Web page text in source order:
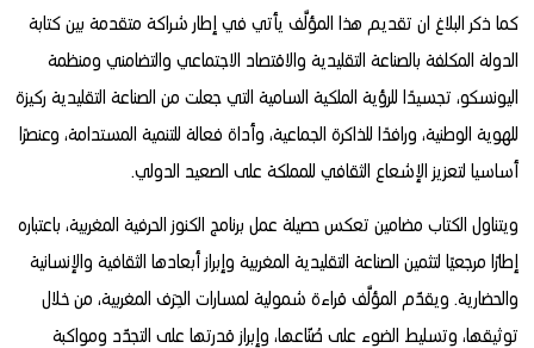
كما ذكر البلاغ ان تقديم هذا المؤلَّف يأتي في إطار شراكة متقدمة بين كتابة
الدولة المكلفة بالصناعة التقليدية والاقتصاد الاجتماعي والتضامني ومنظمة
اليونسكو، تجسيدًا للرؤية الملكية السامية التي جعلت من الصناعة التقليدية ركيزة
للهوية الوطنية، ورافدًا للذاكرة الجماعية، وأداة فعالة للتنمية المستدامة، وعنصرًا
أساسيا لتعزيز الإشعاع الثقافي للمملكة على الصعيد الدولي.
ويتناول الكتاب مضامين تعكس حصيلة عمل برنامج الكنوز الحرفية المغربية، باعتباره
إطارًا مرجعيًا لتثمين الصناعة التقليدية المغربية وإبراز أبعادها الثقافية والإنسانية
والحضارية. ويقدّم المؤلَّف قراءة شمولية لمسارات الحِرَف المغربية، من خلال
توثيقها، وتسليط الضوء على صُنّاعها، وإبراز قدرتها على التجدّد ومواكبة